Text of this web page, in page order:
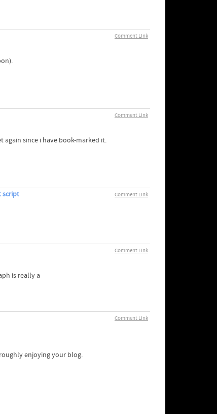
Comment Link
Comment Link
again since i have book-marked it.
Comment Link
script
Comment Link
is really a
Comment Link
enjoying your blog.